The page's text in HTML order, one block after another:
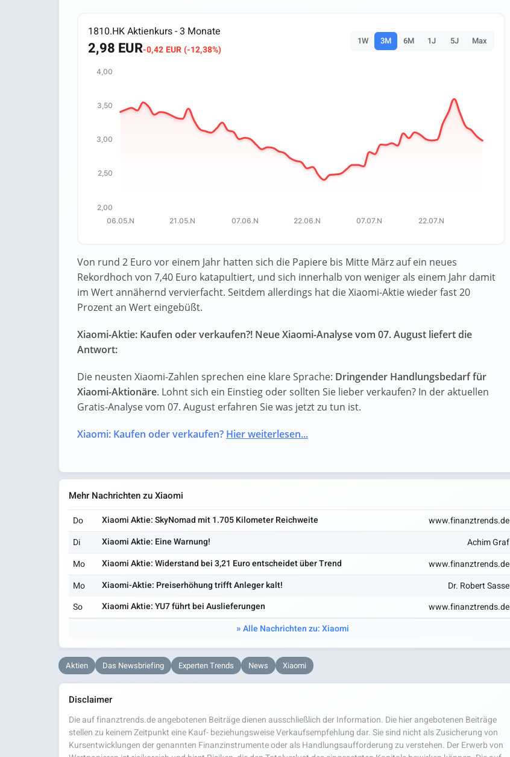
1810.HK Aktienkurs - 3 Monate
2,98 EUR-0,42 EUR (-12,38%)
1W 3M 6M 1J 5J Max
Chart with 65 data points.
The chart has 1 X axis displaying categories.
The chart has 1 Y axis displaying values. Data ranges from 2.4005 to 3.59.
06.05.N 21.05.N 07.06.N 22.06.N 07.07.N 22.07.N
2,00
2,50
3,00
3,50
4,00
Von rund 2 Euro vor einem Jahr hatten sich die Papiere bis Mitte März auf ein neues
Rekordhoch von 7,40 Euro katapultiert, und sich innerhalb von weniger als einem Jahr damit
im Wert annähernd vervierfacht. Seitdem allerdings hat die Xiaomi-Aktie wieder fast 20
Prozent an Wert eingebüßt.
Xiaomi-Aktie: Kaufen oder verkaufen?! Neue Xiaomi-Analyse vom 07. August liefert die
Antwort:
Die neusten Xiaomi-Zahlen sprechen eine klare Sprache: Dringender Handlungsbedarf für
Xiaomi-Aktionäre. Lohnt sich ein Einstieg oder sollten Sie lieber verkaufen? In der aktuellen
Gratis-Analyse vom 07. August erfahren Sie was jetzt zu tun ist.
Xiaomi: Kaufen oder verkaufen? Hier weiterlesen...
Mehr Nachrichten zu Xiaomi
Do Xiaomi Aktie: SkyNomad mit 1.705 Kilometer Reichweite
www.finanztrends.de
Di
Xiaomi Aktie: Eine Warnung!
Achim Graf
Mo
Xiaomi Aktie: Widerstand bei 3,21 Euro entscheidet über Trend
www.finanztrends.de
Mo
Xiaomi-Aktie: Preiserhöhung trifft Anleger kalt!
Dr. Robert Sasse
So
Xiaomi Aktie: YU7 führt bei Auslieferungen
www.finanztrends.de
Alle Nachrichten zu: Xiaomi
Aktien Das Newsbriefing Experten Trends News Xiaomi
Disclaimer
Die auf finanztrends.de angebotenen Beiträge dienen ausschließlich der Information. Die hier angebotenen Beiträge
stellen zu keinem Zeitpunkt eine Kauf- beziehungsweise Verkaufsempfehlung dar. Sie sind nicht als Zusicherung von
Kursentwicklungen der genannten Finanzinstrumente oder als Handlungsaufforderung zu verstehen. Der Erwerb von